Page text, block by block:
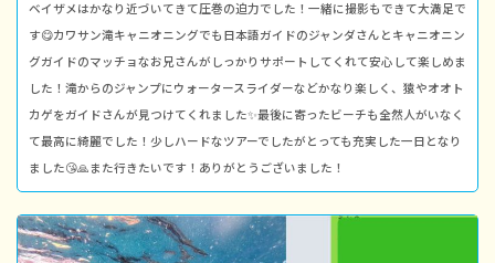
ベイザメはかなり近づいてきて圧巻の迫力でした！一緒に撮影もできて大満足で
す😋カワサン滝キャニオニングでも日本語ガイドのジャンダさんとキャニオニン
グガイドのマッチョなお兄さんがしっかりサポートしてくれて安心して楽しめま
した！滝からのジャンプにウォータースライダーなどかなり楽しく、猿やオオト
カゲをガイドさんが見つけてくれました✨最後に寄ったビーチも全然人がいなく
て最高に綺麗でした！少しハードなツアーでしたがとっても充実した一日となり
ました😘🙏また行きたいです！ありがとうございました！